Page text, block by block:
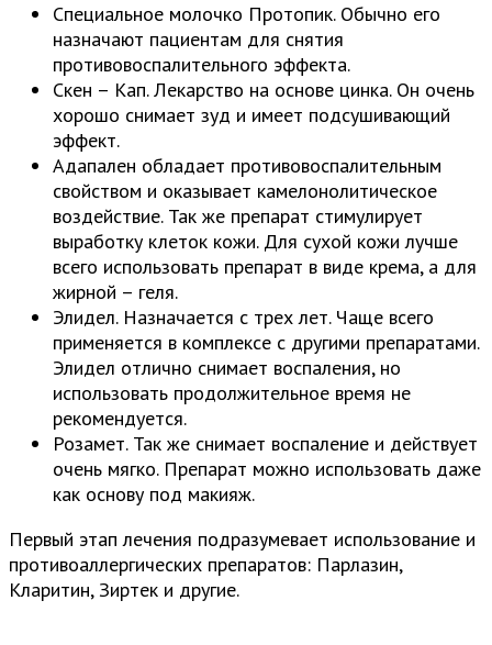
Специальное молочко Протопик. Обычно его
назначают пациентам для снятия
противовоспалительного эффекта.
Скен – Кап. Лекарство на основе цинка. Он очень
хорошо снимает зуд и имеет подсушивающий
эффект.
Адапален обладает противовоспалительным
свойством и оказывает камелонолитическое
воздействие. Так же препарат стимулирует
выработку клеток кожи. Для сухой кожи лучше
всего использовать препарат в виде крема, а для
жирной – геля.
Элидел. Назначается с трех лет. Чаще всего
применяется в комплексе с другими препаратами.
Элидел отлично снимает воспаления, но
использовать продолжительное время не
рекомендуется.
Розамет. Так же снимает воспаление и действует
очень мягко. Препарат можно использовать даже
как основу под макияж.
Первый этап лечения подразумевает использование и
противоаллергических препаратов: Парлазин,
Кларитин, Зиртек и другие.